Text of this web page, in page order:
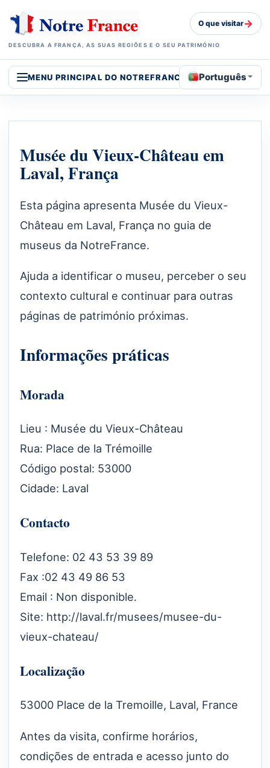
DESCUBRA A FRANÇA, AS SUAS REGIÕES E O SEU PATRIMÓNIO
O que visitar→
MENU PRINCIPAL DO NOTREFRANCE Português
Musée du Vieux-Château em
Laval, França
Esta página apresenta Musée du Vieux-
Château em Laval, França no guia de
museus da NotreFrance.
Ajuda a identificar o museu, perceber o seu
contexto cultural e continuar para outras
páginas de património próximas.
Informações práticas
Morada
Lieu : Musée du Vieux-Château
Rua: Place de la Trémoille
Código postal: 53000
Cidade: Laval
Contacto
Telefone: 02 43 53 39 89
Fax :02 43 49 86 53
Email : Non disponible.
Site: http://laval.fr/musees/musee-du-
vieux-chateau/
Localização
53000 Place de la Tremoille, Laval, France
Antes da visita, confirme horários,
condições de entrada e acesso junto do